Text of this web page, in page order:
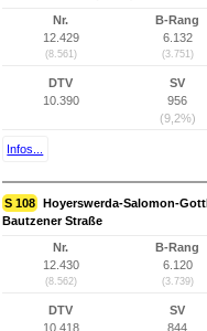
Nr.
12.429
(8.561)
B-Rang
6.132
(3.751)
DTV
10.390
SV
956
(9,2%)
Infos...
S 108 Hoyerswerda-Salomon-
Bautzener Straße
Nr.
12.430
(8.562)
B-Rang
6.120
(3.739)
DTV
10.418
SV
844